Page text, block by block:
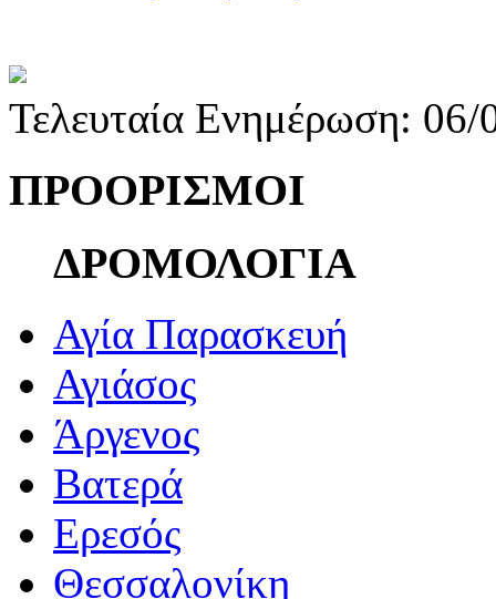
Τελευταία Ενημέρωση:
ΠΡΟΟΡΙΣΜΟΙ
ΔΡΟΜΟΛΟΓΙΑ
Αγία Παρασκευή
Αγιάσος
Άργενος
Βατερά
Ερεσός
Θεσσαλονίκη